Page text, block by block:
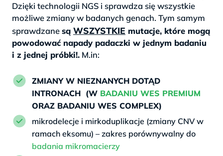
Dzięki technologii NGS i sprawdza się wszystkie
możliwe zmiany w badanych genach. Tym samym
sprawdzanesą WSZYSTKIE mutacje, które mogą
powodować napady padaczki w jednym badaniu
i z jednej próbki!. M.in:
ZMIANY W NIEZNANYCH DOTĄD
INTRONACH (W BADANIU WES PREMIUM
ORAZ BADANIU WES COMPLEX)
mikrodelecje i mirkoduplikacje (zmiany CNV w
ramach eksomu) – zakres porównywalny do
badania mikromacierzy